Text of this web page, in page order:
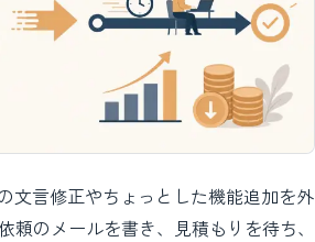
文言修正やちょっとした機能追加を外
頼のメールを書き、見積もりを待ち、